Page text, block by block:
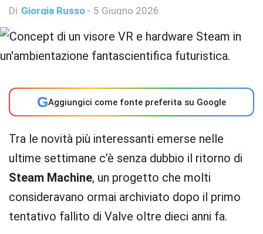
Di Giorgia Russo - 5 Giugno 2026
GAggiungici come fonte preferita su Google
Tra le novità più interessanti emerse nelle
ultime settimane c’è senza dubbio il ritorno di
Steam Machine, un progetto che molti
consideravano ormai archiviato dopo il primo
tentativo fallito di Valve oltre dieci anni fa.